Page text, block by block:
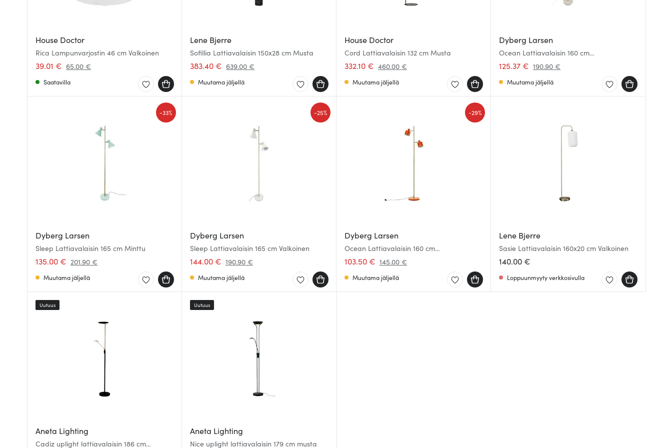
House Doctor
Rica Lampunvarjostin 46 cm Valkoinen
39.01 € 65.00 €
Saatavilla
Lene Bjerre
Sofillia Lattiavalaisin 150x28 cm Musta
383.40 € 639.00 €
Muutama jäljellä
House Doctor
Cord Lattiavalaisin 132 cm Musta
332.10 € 460.00 €
Muutama jäljellä
Dyberg Larsen
Ocean Lattiavalaisin 160 cm
Beige/Messinki
125.37 € 190.90 €
Muutama jäljellä
Dyberg Larsen
Sleep Lattiavalaisin 165 cm Minttu
135.00 € 201.90 €
-33%
Muutama jäljellä
Dyberg Larsen
Sleep Lattiavalaisin 165 cm Valkoinen
144.00 € 190.90 €
-25%
Muutama jäljellä
Dyberg Larsen
Ocean Lattiavalaisin 160 cm
Oranssi/Messinki
103.50 € 145.00 €
-29%
Muutama jäljellä
Lene Bjerre
Sasie Lattiavalaisin 160x20 cm Valkoinen
140.00 €
Loppuunmyyty verkkosivulla
Aneta Lighting
Cadiz uplight lattiavalaisin 186 cm
Uutuus
Aneta Lighting
Nice uplight lattiavalaisin 179 cm musta
Uutuus